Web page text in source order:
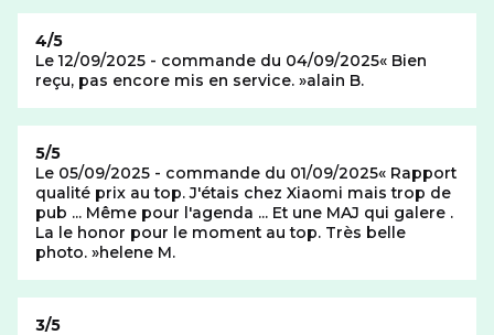
Note de
4/5
Le 12/09/2025 - commande du 04/09/2025
Bien
reçu, pas encore mis en service.
alain B.
Note de
5/5
Le 05/09/2025 - commande du 01/09/2025
Rapport
qualité prix au top. J'étais chez Xiaomi mais trop de
pub ... Même pour l'agenda ... Et une MAJ qui galere .
La le honor pour le moment au top. Très belle
photo.
helene M.
Note de
3/5